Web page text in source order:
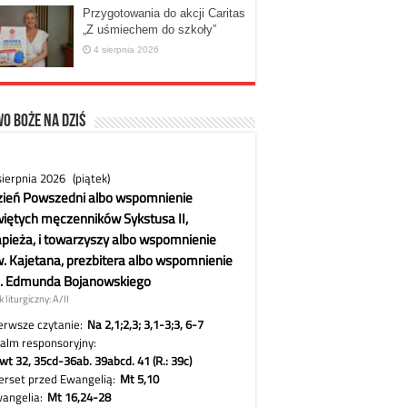
Przygotowania do akcji Caritas
„Z uśmiechem do szkoły”
4 sierpnia 2026
Boże na dziś